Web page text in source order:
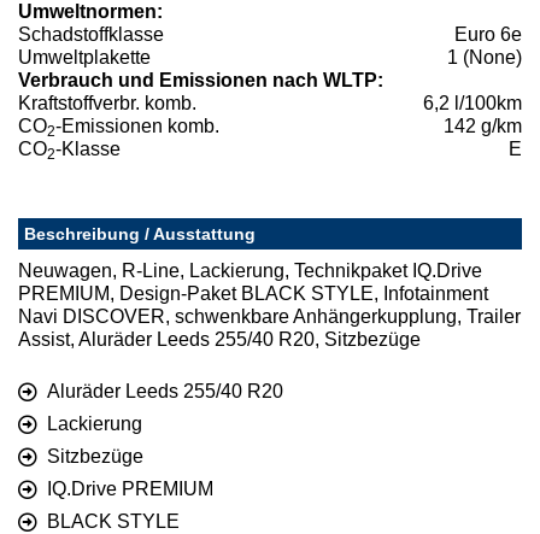
Umweltnormen:
Schadstoffklasse
Euro 6e
Umweltplakette
1 (None)
Verbrauch und Emissionen nach WLTP:
Kraftstoffverbr. komb.
6,2 l/100km
CO2-Emissionen komb.
142 g/km
CO2-Klasse E
Beschreibung / Ausstattung
Neuwagen, R-Line, Lackierung, Technikpaket IQ.Drive
PREMIUM, Design-Paket BLACK STYLE, Infotainment
Navi DISCOVER, schwenkbare Anhängerkupplung, Trailer
Assist, Aluräder Leeds 255/40 R20, Sitzbezüge
Aluräder Leeds 255/40 R20
Lackierung
Sitzbezüge
IQ.Drive PREMIUM
BLACK STYLE